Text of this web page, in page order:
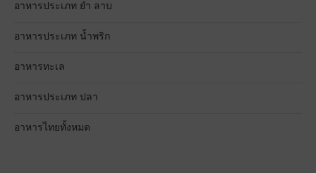
อาหารประเภท ยำ ลาบ
อาหารประเภท น้ำพริก
อาหารทะเล
อาหารประเภท ปลา
อาหารไทยทั้งหมด